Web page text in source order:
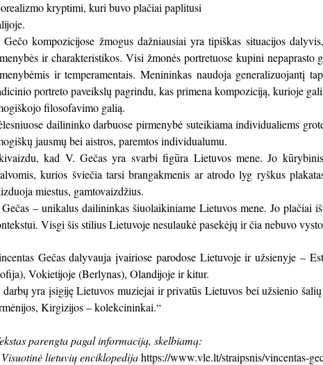
kryptimi, kuri buvo plačiai paplitusi
Gečo kompozicijose žmogus dažniausiai yra tipiškas situacijos
ir charakteristikos. Visi žmonės portretuose kupini
ir temperamentais. Menininkas naudoja
portreto paveikslų pagrindu, kas primena kompoziciją, kurioje
filosofavimo galią.
dailininko darbuose pirmenybė suteikiama individualiems
jausmų bei aistros, paremtos individualumu.
kad V. Gečas yra svarbi figūra Lietuvos mene. Jo
kurios šviečia tarsi brangakmenis ar atrodo lyg ryškus
miestus, gamtovaizdžius.
Gečas – unikalus dailininkas šiuolaikiniame Lietuvos mene. Jo plačiai
Visgi šis stilius Lietuvoje nesulaukė pasekėjų ir čia nebuvo
Gečas dalyvauja įvairiose parodose Lietuvoje ir užsienyje –
Vokietijoje (Berlynas), Olandijoje ir kitur.
darbų yra įsigiję Lietuvos muziejai ir privatūs Lietuvos bei užsienio
Kirgizijos – kolekcininkai.“
parengta pagal informaciją, skelbiamą:
Visuotinė lietuvių enciklopedijahttps://www.vle.lt/straipsnis/vincentas-